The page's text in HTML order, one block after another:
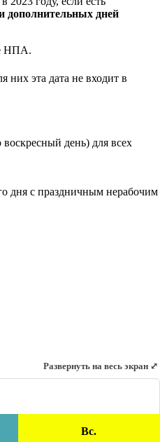
дополнительных дней
НПА.
них эта дата не входит в
день) для всех
дня с праздничным нерабочим
Вс.
Развернуть на весь экран ⤢